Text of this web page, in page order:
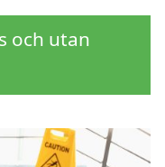
och utan